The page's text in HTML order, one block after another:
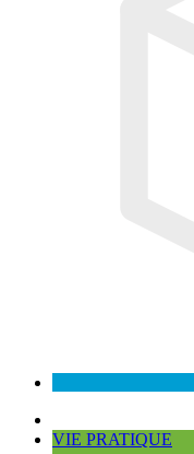
VIE PRATIQUE